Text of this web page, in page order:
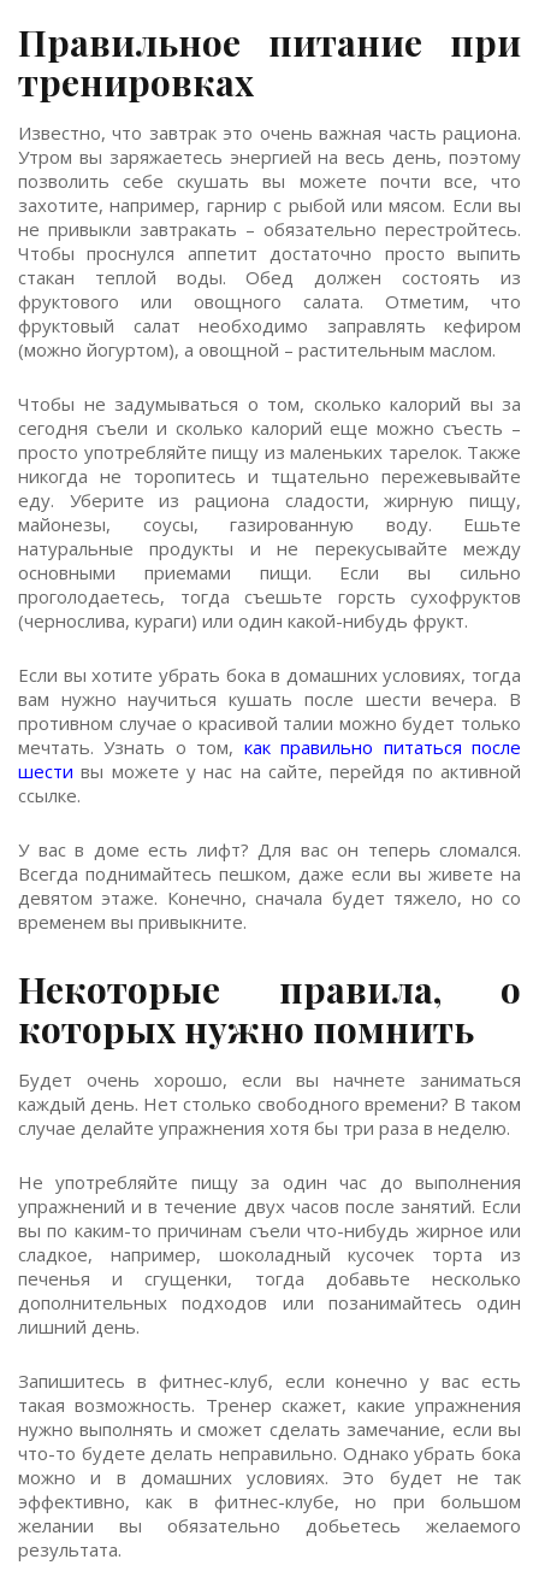
Правильное питание при
тренировках
Известно, что завтрак это очень важная часть рациона.
Утром вы заряжаетесь энергией на весь день, поэтому
позволить себе скушать вы можете почти все, что
захотите, например, гарнир с рыбой или мясом. Если вы
не привыкли завтракать – обязательно перестройтесь.
Чтобы проснулся аппетит достаточно просто выпить
стакан теплой воды. Обед должен состоять из
фруктового или овощного салата. Отметим, что
фруктовый салат необходимо заправлять кефиром
(можно йогуртом), а овощной – растительным маслом.
Чтобы не задумываться о том, сколько калорий вы за
сегодня съели и сколько калорий еще можно съесть –
просто употребляйте пищу из маленьких тарелок. Также
никогда не торопитесь и тщательно пережевывайте
еду. Уберите из рациона сладости, жирную пищу,
майонезы, соусы, газированную воду. Ешьте
натуральные продукты и не перекусывайте между
основными приемами пищи. Если вы сильно
проголодаетесь, тогда съешьте горсть сухофруктов
(чернослива, кураги) или один какой-нибудь фрукт.
Если вы хотите убрать бока в домашних условиях, тогда
вам нужно научиться кушать после шести вечера. В
противном случае о красивой талии можно будет только
мечтать. Узнать о том, как правильно питаться после
шести вы можете у нас на сайте, перейдя по активной
ссылке.
У вас в доме есть лифт? Для вас он теперь сломался.
Всегда поднимайтесь пешком, даже если вы живете на
девятом этаже. Конечно, сначала будет тяжело, но со
временем вы привыкните.
Некоторые правила, о
которых нужно помнить
Будет очень хорошо, если вы начнете заниматься
каждый день. Нет столько свободного времени? В таком
случае делайте упражнения хотя бы три раза в неделю.
Не употребляйте пищу за один час до выполнения
упражнений и в течение двух часов после занятий. Если
вы по каким-то причинам съели что-нибудь жирное или
сладкое, например, шоколадный кусочек торта из
печенья и сгущенки, тогда добавьте несколько
дополнительных подходов или позанимайтесь один
лишний день.
Запишитесь в фитнес-клуб, если конечно у вас есть
такая возможность. Тренер скажет, какие упражнения
нужно выполнять и сможет сделать замечание, если вы
что-то будете делать неправильно. Однако убрать бока
можно и в домашних условиях. Это будет не так
эффективно, как в фитнес-клубе, но при большом
желании вы обязательно добьетесь желаемого
результата.